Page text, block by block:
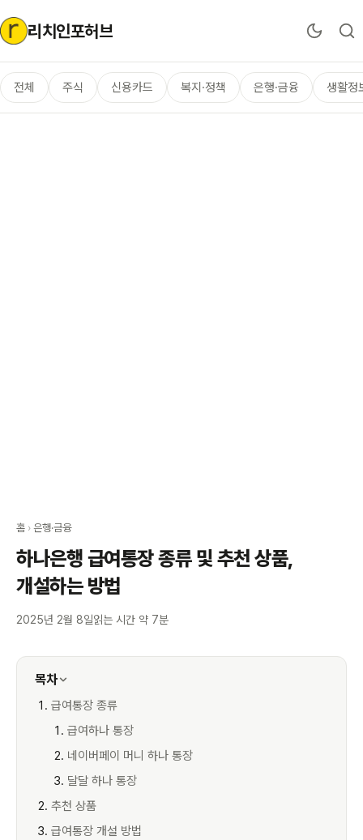
리치인포허브
전체 주식 신용카드 복지·정책 은행·금융 생활정
홈 › 은행·금융
하나은행 급여통장 종류 및 추천 상품,
개설하는 방법
2025년 2월 8일읽는 시간 약 7분
목차
급여통장 종류
급여하나 통장
네이버페이 머니 하나 통장
달달 하나 통장
추천 상품
급여통장 개설 방법